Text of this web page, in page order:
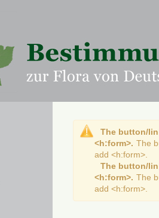
The button/
<h:form>. The
add <h:form>.
The button/
<h:form>. The
add <h:form>.